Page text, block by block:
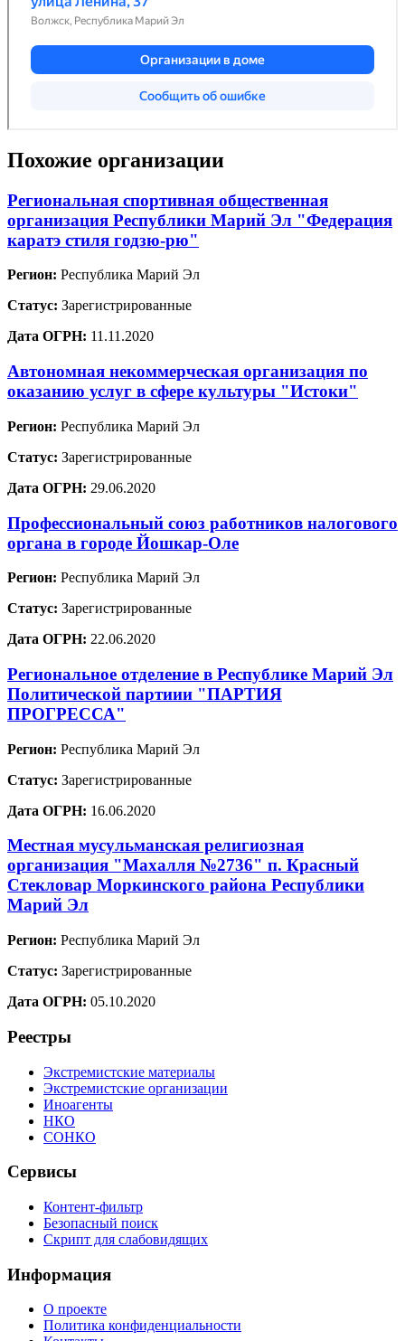
Похожие организации
Региональная спортивная общественная
организация Республики Марий Эл "Федерация
каратэ стиля годзю-рю"
Регион: Республика Марий Эл
Статус: Зарегистрированные
Дата ОГРН: 11.11.2020
Автономная некоммерческая организация по
оказанию услуг в сфере культуры "Истоки"
Регион: Республика Марий Эл
Статус: Зарегистрированные
Дата ОГРН: 29.06.2020
Профессиональный союз работников налогового
органа в городе Йошкар-Оле
Регион: Республика Марий Эл
Статус: Зарегистрированные
Дата ОГРН: 22.06.2020
Региональное отделение в Республике Марий Эл
Политической партиии "ПАРТИЯ
ПРОГРЕССА"
Регион: Республика Марий Эл
Статус: Зарегистрированные
Дата ОГРН: 16.06.2020
Местная мусульманская религиозная
организация "Махалля №2736" п. Красный
Стекловар Моркинского района Республики
Марий Эл
Регион: Республика Марий Эл
Статус: Зарегистрированные
Дата ОГРН: 05.10.2020
Реестры
Экстремистские материалы
Экстремистские организации
Иноагенты
НКО
СОНКО
Сервисы
Контент-фильтр
Безопасный поиск
Скрипт для слабовидящих
Информация
О проекте
Политика конфиденциальности